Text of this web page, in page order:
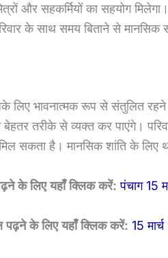
और सहकर्मियों का सहयोग
के साथ समय बिताने से मानसिक
लिए भावनात्मक रूप से संतुलित
बेहतर तरीके से व्यक्त कर पाएंगे।
सकता है। मानसिक शांति के लिए
के लिए यहाँ क्लिक करें: पंचाग 15
के लिए यहाँ क्लिक करें: 15